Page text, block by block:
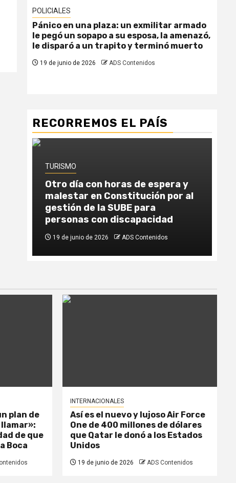
POLICIALES
Pánico en una plaza: un exmilitar armado
le pegó un sopapo a su esposa, la amenazó,
le disparó a un trapito y terminó muerto
19 de junio de 2026 ADS Contenidos
RECORREMOS EL PAÍS
TURISMO
Otro día con horas de espera y
malestar en Constitución por al
gestión de la SUBE para
personas con discapacidad
19 de junio de 2026 ADS Contenidos
plan de
llamar»:
de que
Boca
INTERNACIONALES
Así es el nuevo y lujoso Air Force
One de 400 millones de dólares
que Qatar le donó a los Estados
Unidos
19 de junio de 2026 ADS Contenidos